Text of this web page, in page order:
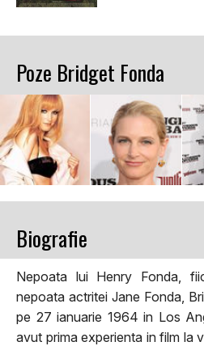
Poze Bridget Fonda
Biografie
Nepoata lui Henry Fonda,
nepoata actritei Jane Fonda,
pe 27 ianuarie 1964 in Los
avut prima experienta in film la